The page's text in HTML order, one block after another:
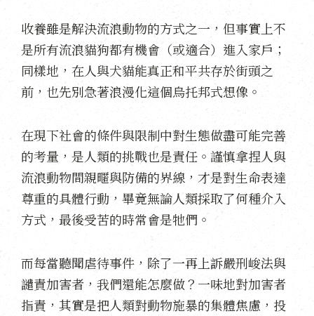
收養雖是解決流浪動物的方式之一，但事實上不
是所有流浪貓狗都有機會（或適合）進入家戶；
同樣地，在人與犬貓能真正和平共存於街頭之
前，也先別急著浪漫化這個烏托邦式想像。
在現下社會的條件與限制中對生態做盡可能完善
的考量，是人類的挑戰也是責任。謹慎拿捏人與
流浪動物間親暱與防備的界線，才是對生命表達
尊重的具體行動，畢竟無論人類採取了何種介入
方式，最後受苦的時常會是牠們。
而每當聽聞虐待事件，除了一再上訴嚴刑峻法與
譴責加害者，我們還能怎麼做？一味地對加害者
指責，其實是把人類對動物施暴的集體焦慮，投